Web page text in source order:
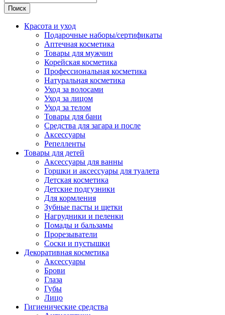
Поиск
Красота и уход
Подарочные наборы/сертификаты
Аптечная косметика
Товары для мужчин
Корейская косметика
Профессиональная косметика
Натуральная косметика
Уход за волосами
Уход за лицом
Уход за телом
Товары для бани
Средства для загара и после
Аксессуары
Репелленты
Товары для детей
Аксессуары для ванны
Горшки и аксессуары для туалета
Детская косметика
Детские подгузники
Для кормления
Зубные пасты и щетки
Нагрудники и пеленки
Помады и бальзамы
Прорезыватели
Соски и пустышки
Декоративная косметика
Аксессуары
Брови
Глаза
Губы
Лицо
Гигиенические средства